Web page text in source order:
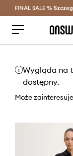
FINAL SALE %
Wygląda na
dostępny.
Może